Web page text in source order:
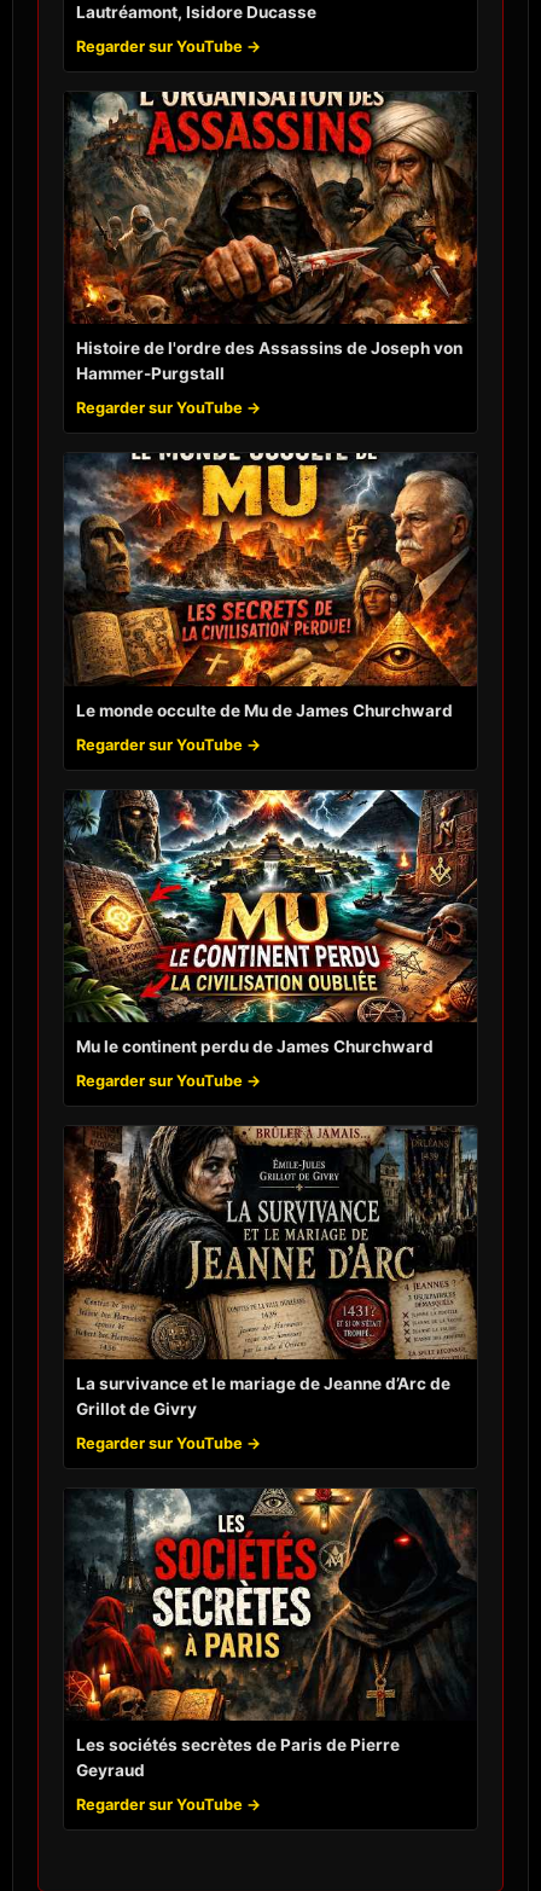
Lautréamont, Isidore Ducasse
Regarder sur YouTube →
Histoire de l'ordre des Assassins de Joseph von
Hammer-Purgstall
Regarder sur YouTube →
Le monde occulte de Mu de James Churchward
Regarder sur YouTube →
Mu le continent perdu de James Churchward
Regarder sur YouTube →
La survivance et le mariage de Jeanne d’Arc de
Grillot de Givry
Regarder sur YouTube →
Les sociétés secrètes de Paris de Pierre
Geyraud
Regarder sur YouTube →